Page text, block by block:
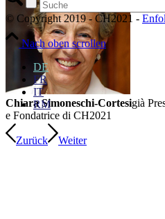
Chiara Simoneschi-Cortesigià
e Fondatrice di CH2021
Zurück Weiter
© Copyright 2019 - CH2021 -
Nach oben scrollen
DE
FR
IT
RM